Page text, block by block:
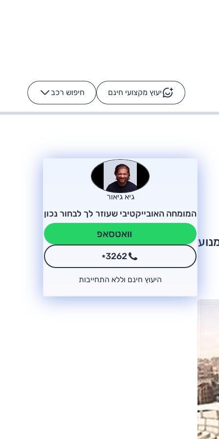
יעוץ מקצועי חינם חיפוש רכב - על מה נוסע
הרכב לא מתקלקל. המסך
כן
גיא גיאור
המומחה האובייקטיבי שעוזר לך לבחור נכון
וואטסאפ
*3262
היעוץ חינם וללא התחייבות